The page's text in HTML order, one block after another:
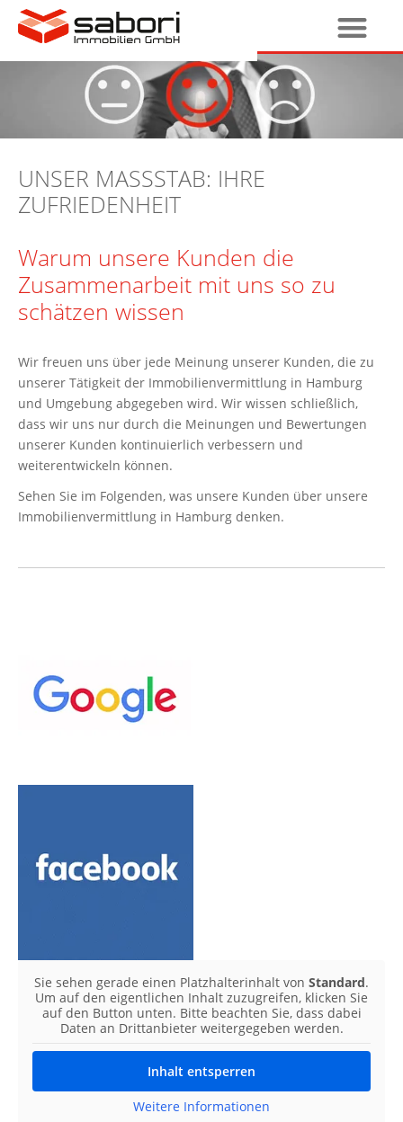
UNSER MASSSTAB: IHRE
ZUFRIEDENHEIT
Warum unsere Kunden die
Zusammenarbeit mit uns so zu
schätzen wissen
Wir freuen uns über jede Meinung unserer Kunden, die zu
unserer Tätigkeit der Immobilienvermittlung in Hamburg
und Umgebung abgegeben wird. Wir wissen schließlich,
dass wir uns nur durch die Meinungen und Bewertungen
unserer Kunden kontinuierlich verbessern und
weiterentwickeln können.
Sehen Sie im Folgenden, was unsere Kunden über unsere
Immobilienvermittlung in Hamburg denken.
Sie sehen gerade einen Platzhalterinhalt von Standard.
Um auf den eigentlichen Inhalt zuzugreifen, klicken Sie
auf den Button unten. Bitte beachten Sie, dass dabei
Daten an Drittanbieter weitergegeben werden.
Inhalt entsperren
Weitere Informationen